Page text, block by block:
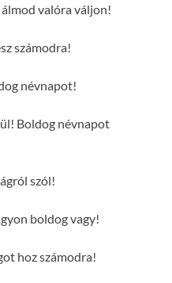
valóra váljon!
számodra!
névnapot!
Boldog névnapot
szól!
boldog vagy!
hoz számodra!